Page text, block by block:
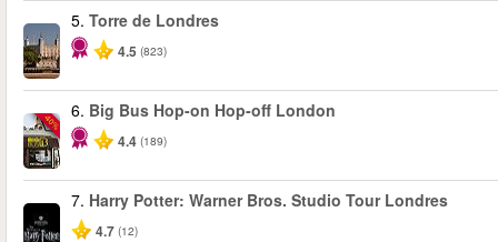
5. Torre de Londres
4.5 (823)
-40%
6. Big Bus Hop-on Hop-off London
4.4 (189)
7. Harry Potter: Warner Bros. Studio Tour Londres
4.7 (12)